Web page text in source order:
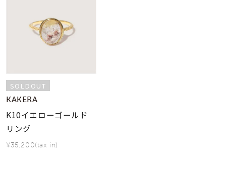
SOLDOUT
KAKERA
K10イエローゴールド
リング
¥35,200(tax in)